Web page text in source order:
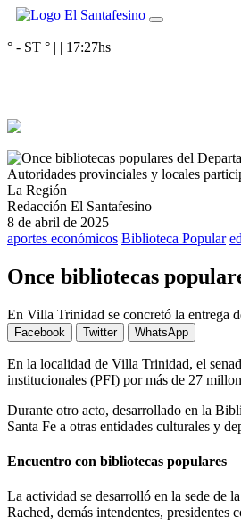
° - ST ° | | 17:27hs
Autoridades provinciales y locales
La Región
Redacción El Santafesino
8 de abril de 2025
aportes económicos Biblioteca Popular
Once bibliotecas
En Villa Trinidad se concretó la entrega
Facebook Twitter WhatsApp
En la localidad de Villa Trinidad, el
institucionales (PFI) por más de 27
Durante otro acto, desarrollado en la
Santa Fe a otras entidades culturales y
Encuentro con bibliotecas populares
La actividad se desarrolló en la sede de
Rached, demás intendentes, presidentes